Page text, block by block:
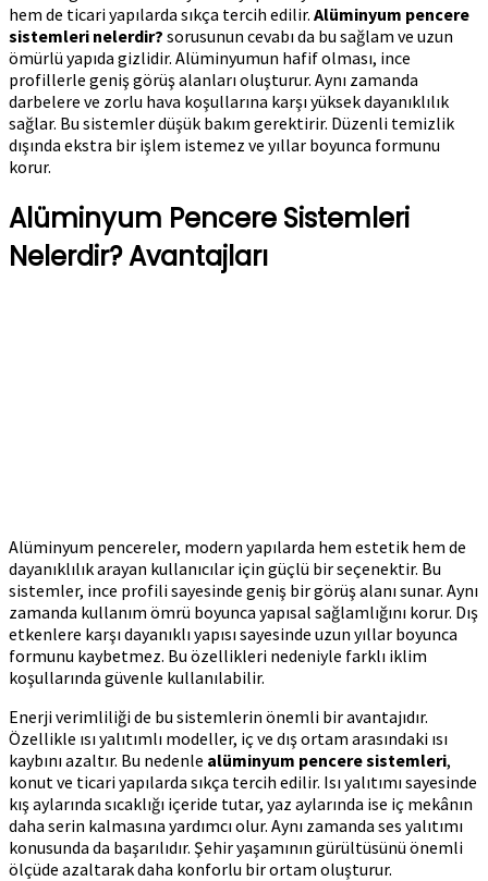
hem de ticari yapılarda sıkça tercih edilir. Alüminyum pencere
sistemleri nelerdir? sorusunun cevabı da bu sağlam ve uzun
ömürlü yapıda gizlidir. Alüminyumun hafif olması, ince
profillerle geniş görüş alanları oluşturur. Aynı zamanda
darbelere ve zorlu hava koşullarına karşı yüksek dayanıklılık
sağlar. Bu sistemler düşük bakım gerektirir. Düzenli temizlik
dışında ekstra bir işlem istemez ve yıllar boyunca formunu
korur.
Alüminyum Pencere Sistemleri
Nelerdir? Avantajları
Alüminyum pencereler, modern yapılarda hem estetik hem de
dayanıklılık arayan kullanıcılar için güçlü bir seçenektir. Bu
sistemler, ince profili sayesinde geniş bir görüş alanı sunar. Aynı
zamanda kullanım ömrü boyunca yapısal sağlamlığını korur. Dış
etkenlere karşı dayanıklı yapısı sayesinde uzun yıllar boyunca
formunu kaybetmez. Bu özellikleri nedeniyle farklı iklim
koşullarında güvenle kullanılabilir.
Enerji verimliliği de bu sistemlerin önemli bir avantajıdır.
Özellikle ısı yalıtımlı modeller, iç ve dış ortam arasındaki ısı
kaybını azaltır. Bu nedenle alüminyum pencere sistemleri,
konut ve ticari yapılarda sıkça tercih edilir. Isı yalıtımı sayesinde
kış aylarında sıcaklığı içeride tutar, yaz aylarında ise iç mekânın
daha serin kalmasına yardımcı olur. Aynı zamanda ses yalıtımı
konusunda da başarılıdır. Şehir yaşamının gürültüsünü önemli
ölçüde azaltarak daha konforlu bir ortam oluşturur.